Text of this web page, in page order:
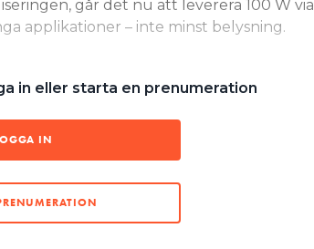
går det nu att leverera 100 W via
applikationer – inte minst belysning.
i Europa fångat där allt fler väljer att
på datanätet vilket gör att du
in eller starta en prenumeration
IN